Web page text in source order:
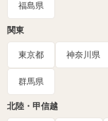
福島県
関東
東京都 神奈川県
群馬県
北陸・甲信越